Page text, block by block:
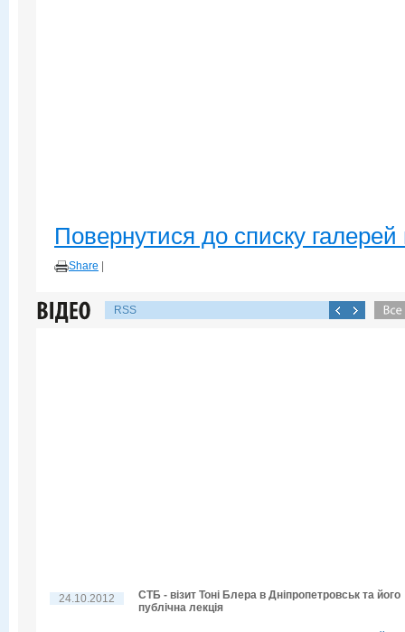
Повернутися до списку галерей
Share
RSS
24.10.2012
СТБ - візит Тоні Блера в Дніпропетровськ та його
публічна лекція